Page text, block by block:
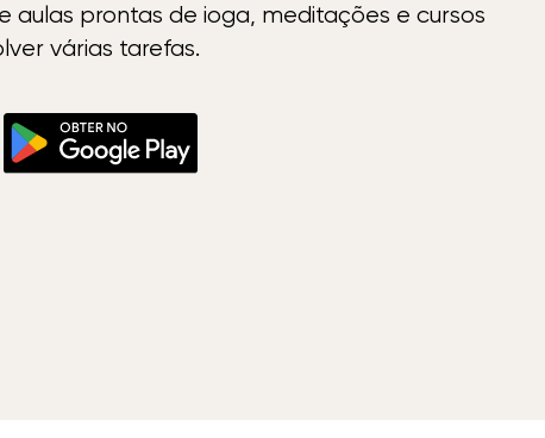
aulas prontas de ioga, meditações e cursos
várias tarefas.